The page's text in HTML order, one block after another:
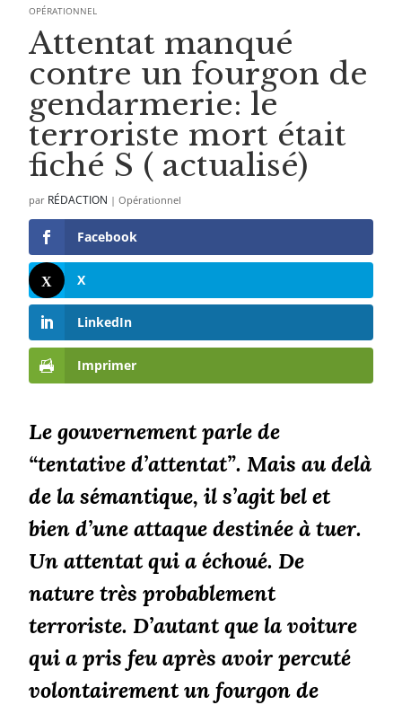
OPÉRATIONNEL
Attentat manqué
contre un fourgon de
gendarmerie: le
terroriste mort était
fiché S ( actualisé)
par RÉDACTION |Opérationnel
Facebook
X
LinkedIn
Imprimer
Le gouvernement parle de
“tentative d’attentat”. Mais au delà
de la sémantique, il s’agit bel et
bien d’une attaque destinée à tuer.
Un attentat qui a échoué. De
nature très probablement
terroriste. D’autant que la voiture
qui a pris feu après avoir percuté
volontairement un fourgon de